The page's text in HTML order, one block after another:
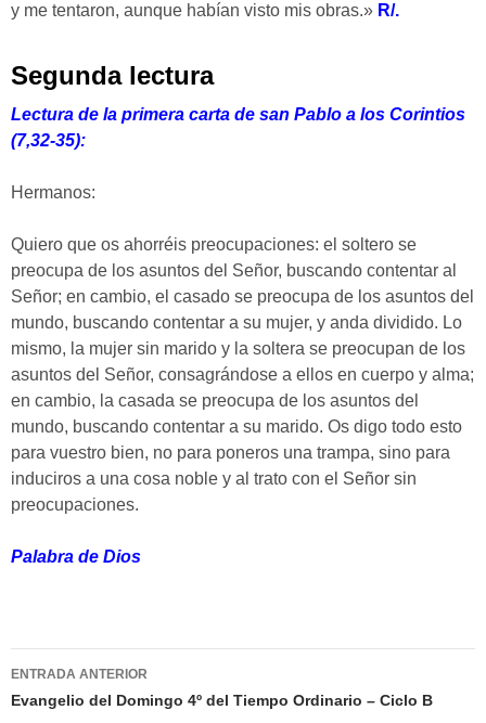
y me tentaron, aunque habían visto mis obras.» R/.
Segunda lectura
Lectura de la primera carta de san Pablo a los Corintios
(7,32-35):
Hermanos:
Quiero que os ahorréis preocupaciones: el soltero se
preocupa de los asuntos del Señor, buscando contentar al
Señor; en cambio, el casado se preocupa de los asuntos del
mundo, buscando contentar a su mujer, y anda dividido. Lo
mismo, la mujer sin marido y la soltera se preocupan de los
asuntos del Señor, consagrándose a ellos en cuerpo y alma;
en cambio, la casada se preocupa de los asuntos del
mundo, buscando contentar a su marido. Os digo todo esto
para vuestro bien, no para poneros una trampa, sino para
induciros a una cosa noble y al trato con el Señor sin
preocupaciones.
Palabra de Dios
Navegación
de
ENTRADA ANTERIOR
Evangelio del Domingo 4º del Tiempo Ordinario – Ciclo B